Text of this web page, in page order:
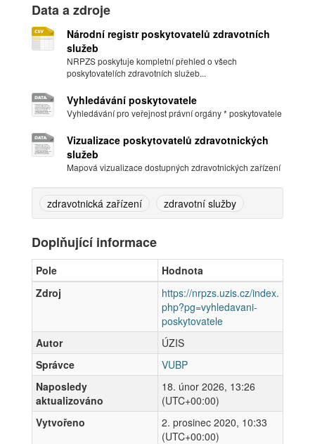
Data a zdroje
Národní registr poskytovatelů zdravotních
služeb
NRPZS poskytuje kompletní přehled o všech
poskytovatelích zdravotních služeb...
Vyhledávání poskytovatele
Vyhledávání pro veřejnost právní orgány * poskytovatele
Vizualizace poskytovatelů zdravotnických
služeb
Mapová vizualizace dostupných zdravotnických zařízení
zdravotnická zařízení zdravotní služby
Doplňující informace
Pole
Hodnota
Zdroj
https://nrpzs.uzis.cz/index.
php?pg=vyhledavani-
poskytovatele
Autor
ÚZIS
Správce
VUBP
Naposledy
aktualizováno
18. únor 2026, 13:26
(UTC+00:00)
Vytvořeno
2. prosinec 2020, 10:33
(UTC+00:00)